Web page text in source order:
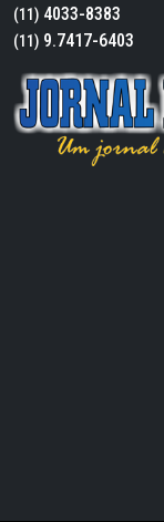
(11) 4033-8383
(11) 9.7417-6403